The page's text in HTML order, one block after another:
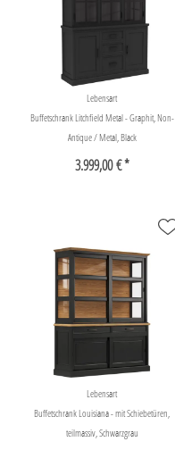
Lebensart
Buffetschrank Litchfield Metal - Graphit, Non-
Antique / Metal, Black
3.999,00 € *
Lebensart
Buffetschrank Louisiana - mit Schiebetüren,
teilmassiv, Schwarzgrau